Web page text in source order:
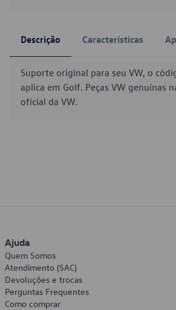
Descrição Características
Suporte original para seu VW, o
aplica em Golf. Peças VW genuínas
oficial da VW.
Ajuda
Quem Somos
Atendimento (SAC)
Devoluções e trocas
Perguntas Frequentes
Como comprar